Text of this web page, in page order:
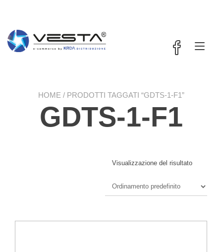
HOME / PRODOTTI TAGGATI “GDTS-1-F1”
GDTS-1-F1
Visualizzazione del risultato